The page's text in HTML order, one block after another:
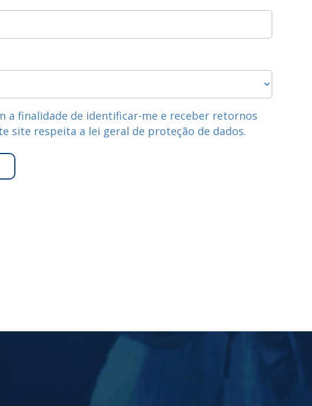
a finalidade de identificar-me e receber retornos
site respeita a lei geral de proteção de dados.